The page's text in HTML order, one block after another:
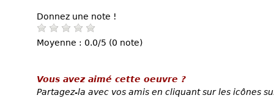
Donnez une note !
Moyenne : 0.0/5 (0 note)
Vous avez aimé cette oeuvre ?
Partagez-la avec vos amis en cliquant sur les icônes